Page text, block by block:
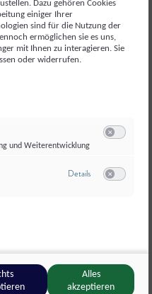
Dazu gehören Cookies
einiger Ihrer
sind für die Nutzung der
ermöglichen sie es uns,
mit Ihnen zu interagieren. Sie
oder widerrufen.
und Weiterentwicklung
Detailszu Meta Pixel
Alles
akzeptieren